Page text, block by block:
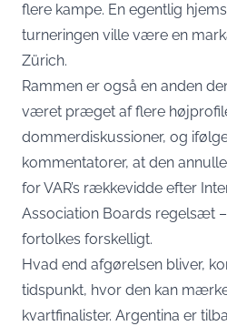
flere kampe. En egentlig
turneringen ville være en
Zürich.
Rammen er også en anden
været præget af flere
dommerdiskussioner, og
kommentatorer, at den
for VAR’s rækkevidde efter
Association Boards regelsæt
fortolkes forskelligt.
Hvad end afgørelsen bliver,
tidspunkt, hvor den kan
kvartfinalister. Argentina er